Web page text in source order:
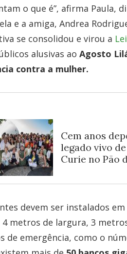
o que é”, afirma Paula,
e a amiga, Andrea
se consolidou e virou a
alusivas ao Agosto
contra a mulher.
Cem anos
legado vivo
Curie no Pão
devem ser instalados em
metros de largura, 3
emergência, como o